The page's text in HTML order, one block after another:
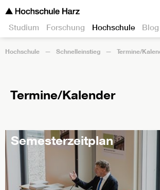
Studium Forschung Hochschule Blog
Hochschule Schnelleinstieg Termine/
Termine/Kalender
Semesterzeitplan